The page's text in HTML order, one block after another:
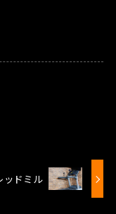
ッドミル